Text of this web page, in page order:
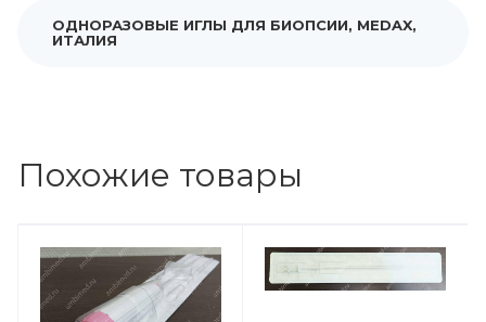
ОДНОРАЗОВЫЕ ИГЛЫ ДЛЯ БИОПСИИ, MEDAX,
ИТАЛИЯ
Похожие товары